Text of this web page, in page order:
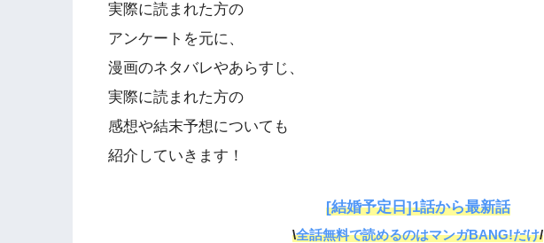
実際に読まれた方の
アンケートを元に、
漫画のネタバレやあらすじ、
実際に読まれた方の
感想や結末予想についても
紹介していきます！
[結婚予定日]1話から最新話
\全話無料で読めるのはマンガBANG!だけ/